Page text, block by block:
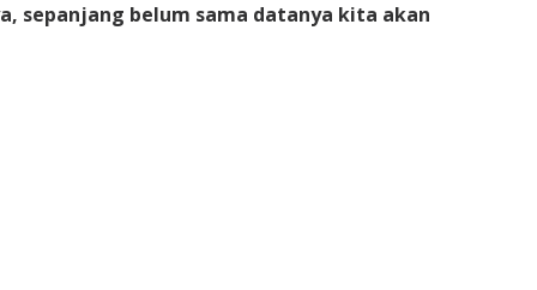
sepanjang belum sama datanya kita akan